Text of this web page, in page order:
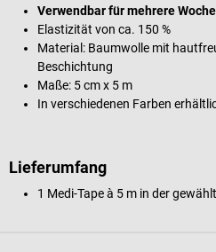
Verwendbar für mehrere
Elastizität von ca. 150 %
Material: Baumwolle mit
Beschichtung
Maße: 5 cm x 5 m
In verschiedenen Farben
Lieferumfang
1 Medi-Tape à 5 m in der